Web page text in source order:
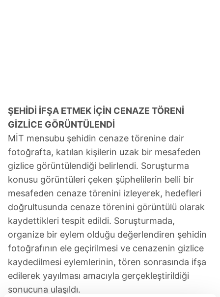
ŞEHİDİ İFŞA ETMEK İÇİN CENAZE TÖRENİ
GİZLİCE GÖRÜNTÜLENDİ
MİT mensubu şehidin cenaze törenine dair
fotoğrafta, katılan kişilerin uzak bir mesafeden
gizlice görüntülendiği belirlendi. Soruşturma
konusu görüntüleri çeken şüphelilerin belli bir
mesafeden cenaze törenini izleyerek, hedefleri
doğrultusunda cenaze törenini görüntülü olarak
kaydettikleri tespit edildi. Soruşturmada,
organize bir eylem olduğu değerlendiren şehidin
fotoğrafının ele geçirilmesi ve cenazenin gizlice
kaydedilmesi eylemlerinin, tören sonrasında ifşa
edilerek yayılması amacıyla gerçekleştirildiği
sonucuna ulaşıldı.